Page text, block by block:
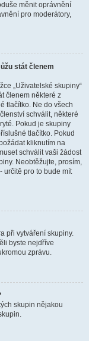
měnit oprávnění
pro moderátory,
stát členem
„Uživatelské skupiny“
členem některé z
tlačítko. Ne do všech
schválit, některé
Pokud je skupiny
tlačítko. Pokud
kliknutím na
schválit vaši žádost
Neobtěžujte, prosím,
určitě pro to bude mít
při vytváření skupiny.
byste nejdříve
zprávu.
skupin nějakou